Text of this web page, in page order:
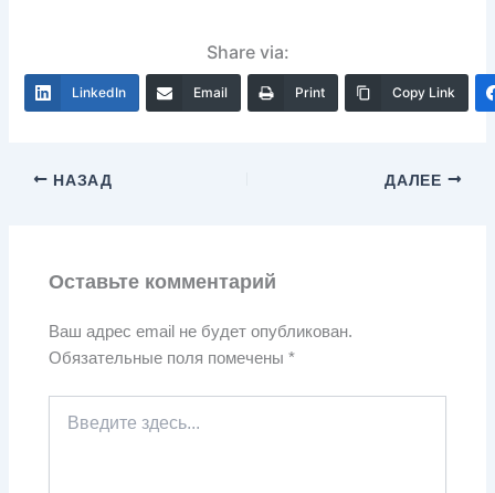
Share via:
LinkedIn Email Print Copy Link
НАЗАД ДАЛЕЕ
Оставьте комментарий
Ваш адрес email не будет опубликован.
Обязательные поля помечены*
здесь...